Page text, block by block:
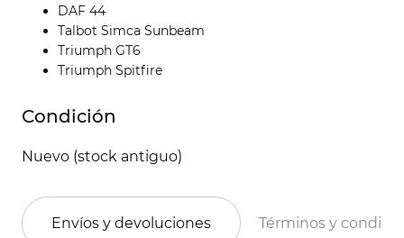
DAF 44
Talbot Simca Sunbeam
Triumph GT6
Triumph Spitfire
Condición
Nuevo (stock antiguo)
Envíos y devoluciones Términos y